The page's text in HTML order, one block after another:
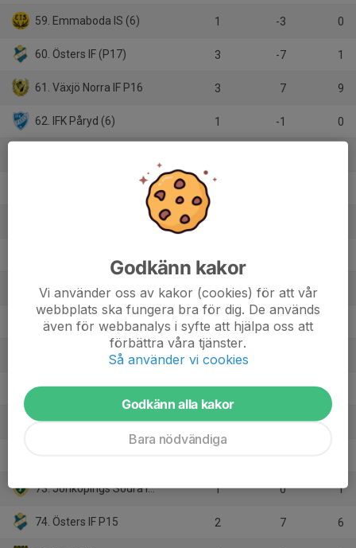
59. Emmaboda IS (6) 1 -3 0
60. Östers IF (P17) 3 -7 1
61. Växjö Norra IF P16 3 7 9
62. IFK Påryd (6) 1 -1 0
67. Husqvarna FF 0 0
68. Kalmar Södra IF (4) 2 -6
69. IFK S-RIF (5) 0
70. Åseda IF (B) 1 2
71. Tingsryd United FC (6) 3 5
73. Jönköpings Södra IF P17 1 0 1
74. Östers IF P15 2 7 6
Godkänn kakor
Vi använder oss av kakor (cookies) för att vår
webbplats ska fungera bra för dig. De används
även för webbanalys i syfte att hjälpa oss att
förbättra våra tjänster.
Så använder vi cookies
Godkänn alla kakor
Bara nödvändiga